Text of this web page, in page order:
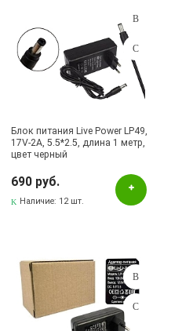
Блок питания Live Power LP49,
17V-2A, 5.5*2.5, длина 1 метр,
цвет черный
690 руб.
Наличие: 12 шт.